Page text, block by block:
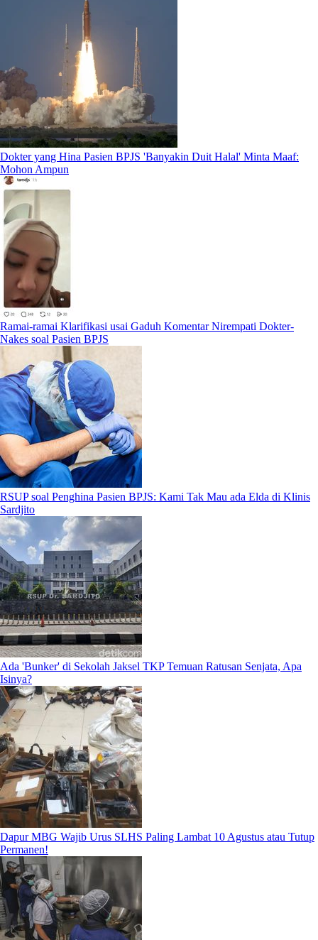
Dokter yang Hina Pasien BPJS 'Banyakin Duit Halal' Minta Maaf:
Mohon Ampun
Ramai-ramai Klarifikasi usai Gaduh Komentar Nirempati Dokter-
Nakes soal Pasien BPJS
RSUP soal Penghina Pasien BPJS: Kami Tak Mau ada Elda di Klinis
Sardjito
Ada 'Bunker' di Sekolah Jaksel TKP Temuan Ratusan Senjata, Apa
Isinya?
Dapur MBG Wajib Urus SLHS Paling Lambat 10 Agustus atau Tutup
Permanen!